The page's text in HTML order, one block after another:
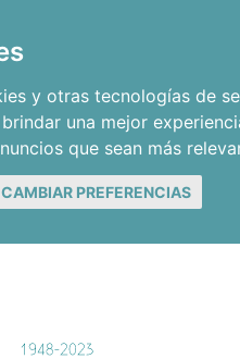
y otras tecnologías de
una mejor
que sean más
CAMBIAR PREFERENCIAS